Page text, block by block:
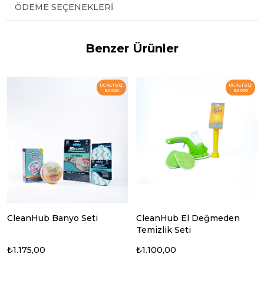
ÖDEME SEÇENEKLERI
Benzer Ürünler
CleanHub Banyo Seti
₺1.175,00
ÜCRETSIZ
KARGO
CleanHub El Değmeden
Temizlik Seti
₺1.100,00
ÜCRETSIZ
KARGO